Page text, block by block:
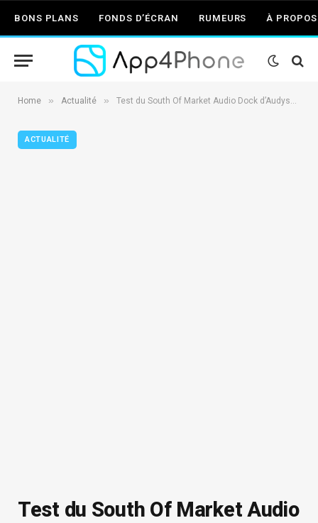
BONS PLANS FONDS D’ÉCRAN RUMEURS À PROPOS
Home » Actualité » Test du South Of Market Audio Dock d’Audyssey, un dock audio haut de gamme
ACTUALITÉ
Test du South Of Market Audio